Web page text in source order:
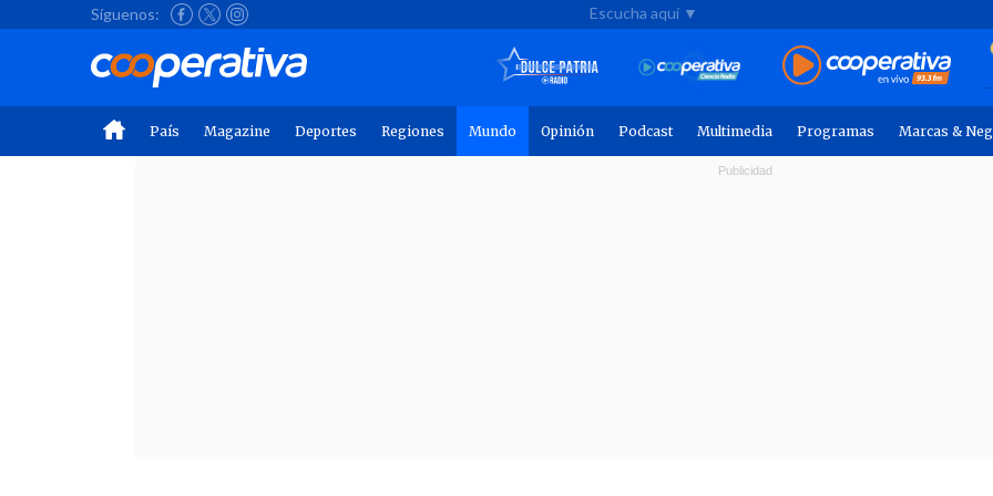
Síguenos: Escucha aquí ▼
País Magazine Deportes Regiones Mundo Opinión Podcast Multimedia Programas Marcas &